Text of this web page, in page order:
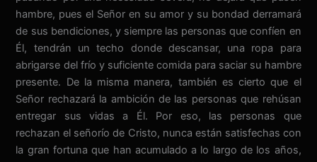
hambre, pues el Señor en su amor y su bondad derramará
de sus bendiciones, y siempre las personas que confíen en
Él, tendrán un techo donde descansar, una ropa para
abrigarse del frío y suficiente comida para saciar su hambre
presente. De la misma manera, también es cierto que el
Señor rechazará la ambición de las personas que rehúsan
entregar sus vidas a Él. Por eso, las personas que
rechazan el señorío de Cristo, nunca están satisfechas con
la gran fortuna que han acumulado a lo largo de los años,